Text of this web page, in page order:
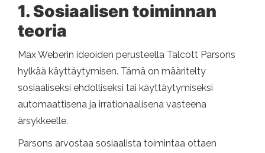
1. Sosiaalisen toiminnan
teoria
Max Weberin ideoiden perusteella Talcott Parsons
hylkää käyttäytymisen. Tämä on määritelty
sosiaaliseksi ehdolliseksi tai käyttäytymiseksi
automaattisena ja irrationaalisena vasteena
ärsykkeelle.
Parsons arvostaa sosiaalista toimintaa ottaen